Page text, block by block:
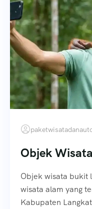
Objek
Objek wisata bukit
wisata alam yang
Kabupaten